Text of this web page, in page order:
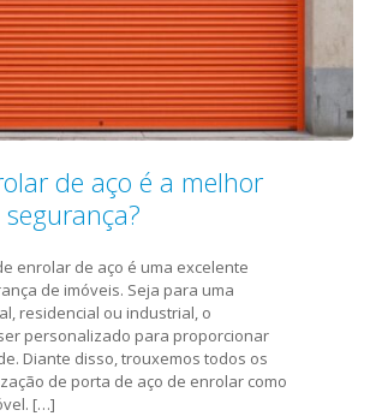
de aço é a melhor
enrolar de aço é uma excelente
de imóveis. Seja para uma
residencial ou industrial, o
personalizado para proporcionar
Diante disso, trouxemos todos os
de porta de aço de enrolar como
[…]